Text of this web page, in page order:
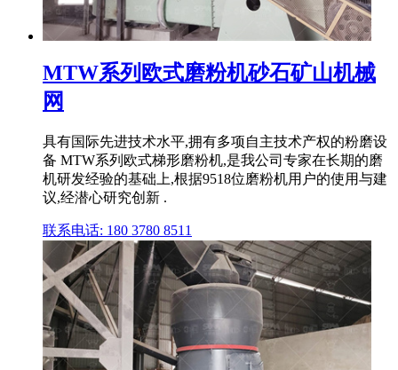
MTW系列欧式磨粉机砂石矿山机械
网
具有国际先进技术水平,拥有多项自主技术产权的粉磨设
备 MTW系列欧式梯形磨粉机,是我公司专家在长期的磨
机研发经验的基础上,根据9518位磨粉机用户的使用与建
议,经潜心研究创新 .
联系电话: 180 3780 8511